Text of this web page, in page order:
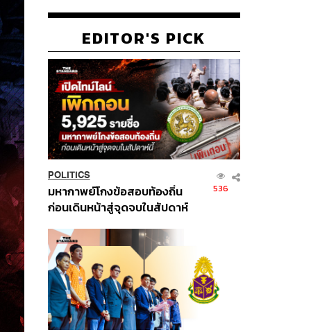
EDITOR'S PICK
POLITICS
มหากาพย์โกงข้อสอบท้องถิ่น
ก่อนเดินหน้าสู่จุดจบในสัปดาห์
536